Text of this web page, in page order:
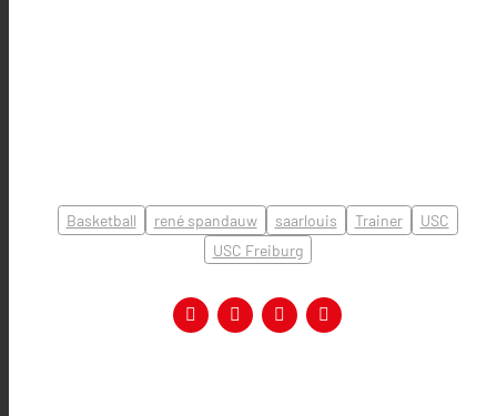
Basketball rené spandauw saarlouis Trainer
USC
USC Freiburg